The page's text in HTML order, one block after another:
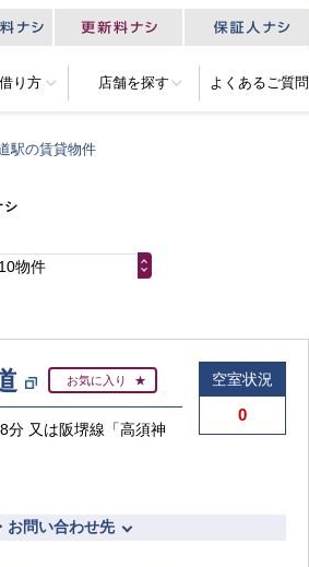
り方 店舗を探す よくあるご質問
駅の賃貸物件
シ
10物件
お気に入り
分 又は阪堺線「高須神
空室状況
0
お問い合わせ先